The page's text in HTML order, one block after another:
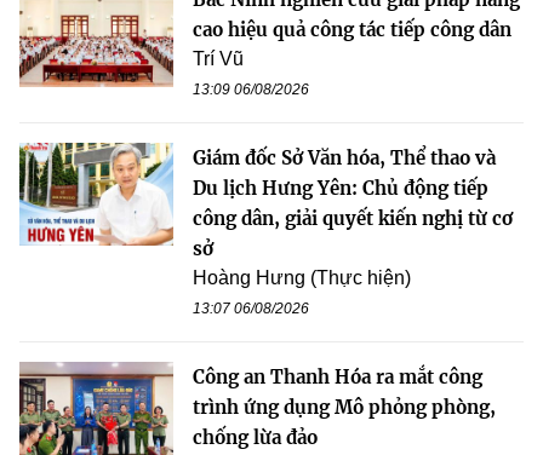
cao hiệu quả công tác tiếp công dân
Trí Vũ
13:09 06/08/2026
Giám đốc Sở Văn hóa, Thể thao và
Du lịch Hưng Yên: Chủ động tiếp
công dân, giải quyết kiến nghị từ cơ
sở
Hoàng Hưng (Thực hiện)
13:07 06/08/2026
Công an Thanh Hóa ra mắt công
trình ứng dụng Mô phỏng phòng,
chống lừa đảo